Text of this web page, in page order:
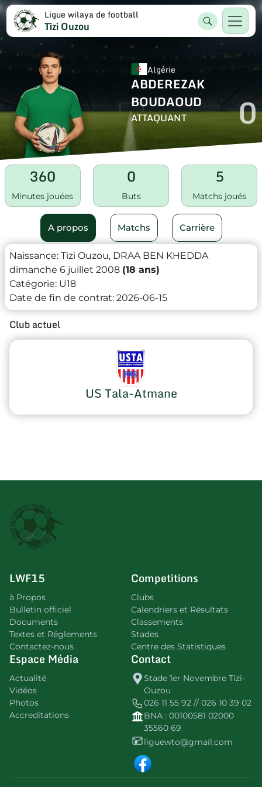
Ligue wilaya de football
Tizi Ouzou
Algérie
ABDEREZAK
BOUDAOUD
ATTAQUANT 0
360
Minutes jouées
0
Buts
5
Matchs joués
A propos Matchs Carrière
Naissance: Tizi Ouzou, DRAA BEN KHEDDA
dimanche 6 juillet 2008 (18 ans)
Catégorie: U18
Date de fin de contrat: 2026-06-15
Club actuel
US Tala-Atmane
LWF15
à Propos
Bulletin officiel
Documents
Textes et Réglements
Contactez-nous
Competitions
Clubs
Calendriers et Résultats
Classements
Stades
Centre des Statistiques
Espace Média
Actualité
Vidéos
Photos
Accreditations
Contact
Stade 1er Novembre Tizi-
Ouzou
026 11 55 92 // 026 10 39 02
BNA : 00100581 02000
35560 69
liguewto@gmail.com